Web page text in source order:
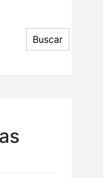
Buscar